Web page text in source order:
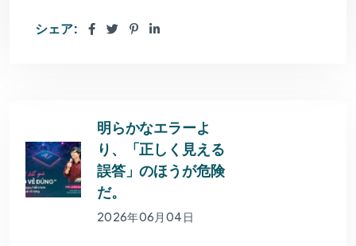
シェア:
明らかなエラーよ
り、「正しく見える
誤答」のほうが危険
だ。
2026年06月04日